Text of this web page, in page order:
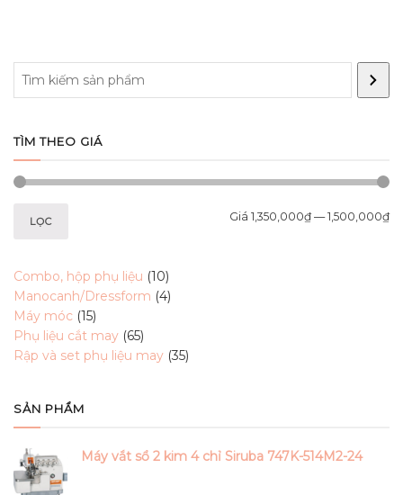
Search
TÌM THEO GIÁ
LỌC Giá 1,350,000₫—1,500,000₫
Combo, hộp phụ liệu 1010
products
Manocanh/Dressform 44
Máy móc 1515
products
Phụ liệu cắt may 6565
products
Rập và set phụ liệu may 3535
SẢN PHẨM
Máy vắt sổ 2 kim 4 chỉ Siruba 747K-514M2-24